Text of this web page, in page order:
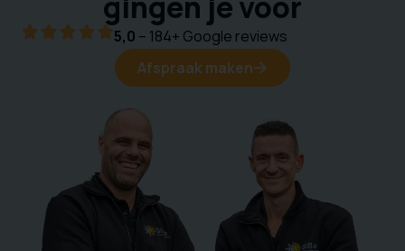
5,0 – 184+ Google reviews
Afspraak maken